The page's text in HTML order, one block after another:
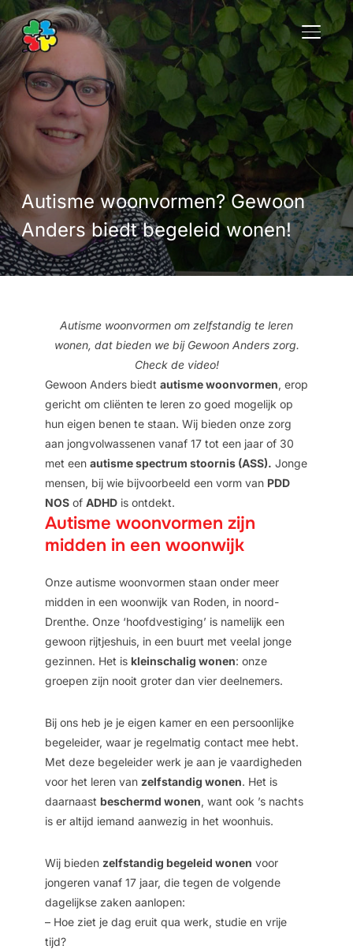
Autisme woonvormen? Gewoon
Anders biedt begeleid wonen!
Autisme woonvormen om zelfstandig te leren
wonen, dat bieden we bij Gewoon Anders zorg.
Check de video!
Gewoon Anders biedt autisme woonvormen, erop
gericht om cliënten te leren zo goed mogelijk op
hun eigen benen te staan. Wij bieden onze zorg
aan jongvolwassenen vanaf 17 tot een jaar of 30
met een autisme spectrum stoornis (ASS). Jonge
mensen, bij wie bijvoorbeeld een vorm van PDD
NOSof ADHDis ontdekt.
Autisme woonvormen zijn
midden in een woonwijk
Onze autisme woonvormen staan onder meer
midden in een woonwijk van Roden, in noord-
Drenthe. Onze ‘hoofdvestiging’ is namelijk een
gewoon rijtjeshuis, in een buurt met veelal jonge
gezinnen. Het is kleinschalig wonen: onze
groepen zijn nooit groter dan vier deelnemers.
Bij ons heb je je eigen kamer en een persoonlijke
begeleider, waar je regelmatig contact mee hebt.
Met deze begeleider werk je aan je vaardigheden
voor het leren van zelfstandig wonen. Het is
daarnaast beschermd wonen, want ook ’s nachts
is er altijd iemand aanwezig in het woonhuis.
Wij bieden zelfstandig begeleid wonen voor
jongeren vanaf 17 jaar, die tegen de volgende
dagelijkse zaken aanlopen:
– Hoe ziet je dag eruit qua werk, studie en vrije
tijd?